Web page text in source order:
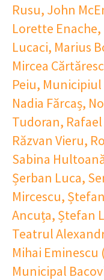
Rusu, John
Lorette Enache,
Lucaci, Marius
Mircea
Peiu,
Nadia Fărcaș,
Tudoran,
Răzvan Vieru,
Sabina
Șerban Luca,
Mircescu,
Ancuța, Ștefan
Teatrul
Mihai Eminescu
Municipal